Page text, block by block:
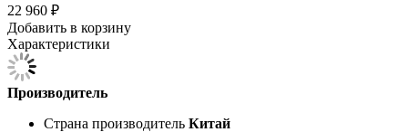
22 960 ₽
Добавить в корзину
Характеристики
Производитель
Страна производитель Китай